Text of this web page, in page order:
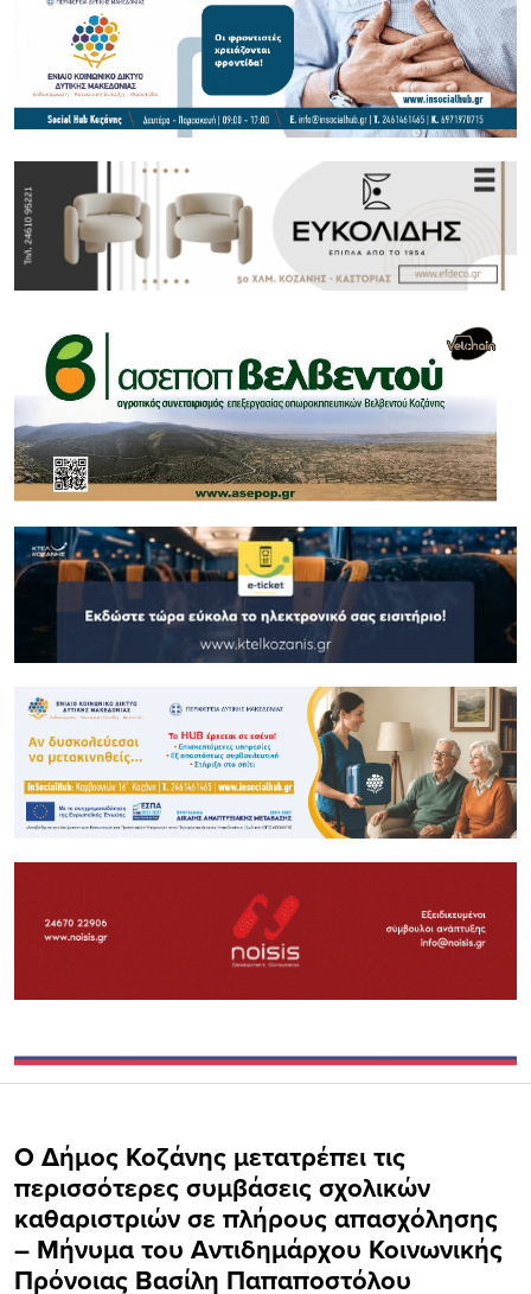
Ο Δήμος Κοζάνης μετατρέπει τις
περισσότερες συμβάσεις σχολικών
καθαριστριών σε πλήρους απασχόλησης
– Μήνυμα του Αντιδημάρχου Κοινωνικής
Πρόνοιας Βασίλη Παπαποστόλου